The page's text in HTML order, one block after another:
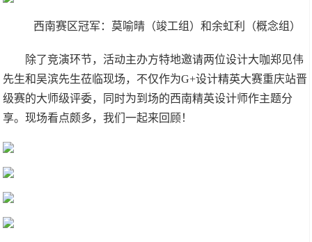
西南赛区冠军：莫喻晴（竣工组）和余虹利（概念组）
除了竞演环节，活动主办方特地邀请两位设计大咖郑见伟
先生和吴滨先生莅临现场，不仅作为G+设计精英大赛重庆站晋
级赛的大师级评委，同时为到场的西南精英设计师作主题分
享。现场看点颇多，我们一起来回顾！